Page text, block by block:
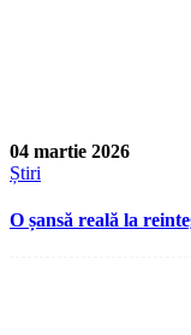
04 martie 2026
Știri
O șansă reală la